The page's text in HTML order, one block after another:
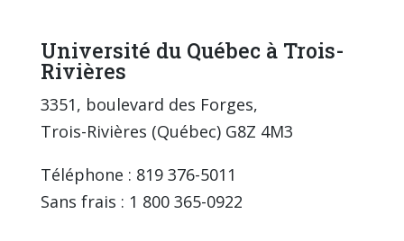
Université du Québec à Trois-
Rivières
3351, boulevard des Forges,
Trois-Rivières (Québec) G8Z 4M3
Téléphone : 819 376-5011
Sans frais : 1 800 365-0922